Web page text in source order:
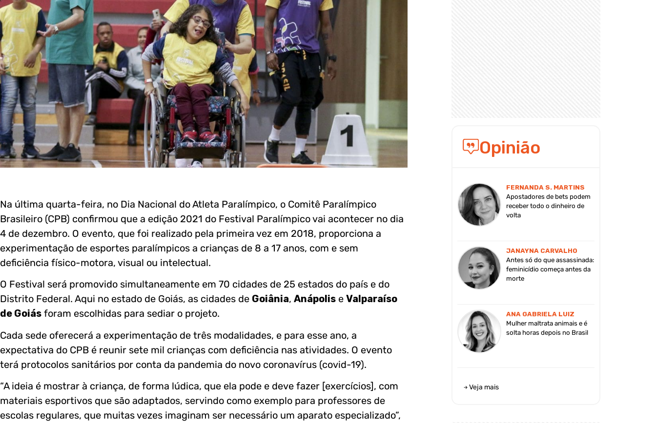
Na última quarta-feira, no Dia Nacional do Atleta Paralímpico, o Comitê Paralímpico
Brasileiro (CPB) confirmou que a edição 2021 do Festival Paralímpico vai acontecer no dia
4 de dezembro. O evento, que foi realizado pela primeira vez em 2018, proporciona a
experimentação de esportes paralímpicos a crianças de 8 a 17 anos, com e sem
deficiência físico-motora, visual ou intelectual.
O Festival será promovido simultaneamente em 70 cidades de 25 estados do país e do
Distrito Federal. Aqui no estado de Goiás, as cidades de Goiânia, Anápolis e Valparaíso
de Goiás foram escolhidas para sediar o projeto.
Cada sede oferecerá a experimentação de três modalidades, e para esse ano, a
expectativa do CPB é reunir sete mil crianças com deficiência nas atividades. O evento
terá protocolos sanitários por conta da pandemia do novo coronavírus (covid-19).
“A ideia é mostrar à criança, de forma lúdica, que ela pode e deve fazer [exercícios], com
materiais esportivos que são adaptados, servindo como exemplo para professores de
escolas regulares, que muitas vezes imaginam ser necessário um aparato especializado”,
Opinião
FERNANDA S. MARTINS
Apostadores de bets podem
receber todo o dinheiro de
volta
JANAYNA CARVALHO
Antes só do que assassinada:
feminicídio começa antes da
morte
ANA GABRIELA LUIZ
Mulher maltrata animais e é
solta horas depois no Brasil
Veja mais